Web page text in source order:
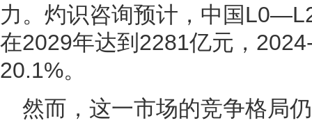
力。灼识咨询预计，中国
在2029年达到2281亿元，
20.1%。
然而，这一市场的竞争格局